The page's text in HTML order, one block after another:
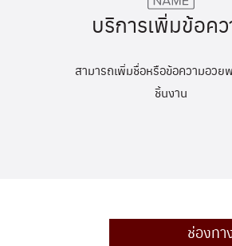
บริการเพิ่มข้อค
สามารถเพิ่มชื่อหรือข้อความอวย
ชิ้นงาน
ช่องทา